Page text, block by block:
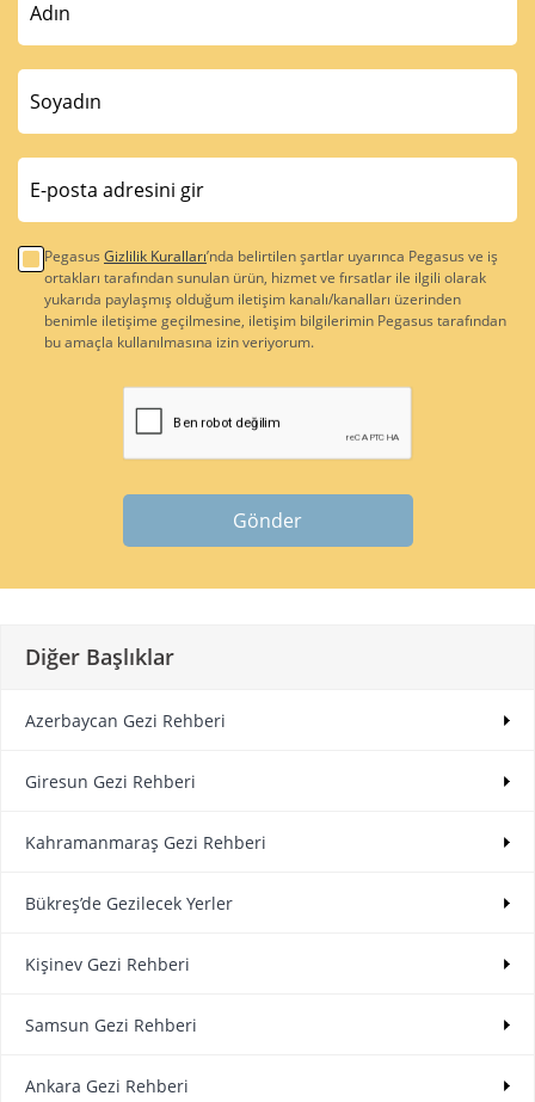
Pegasus Gizlilik Kuralları’nda belirtilen şartlar uyarınca Pegasus ve iş
ortakları tarafından sunulan ürün, hizmet ve fırsatlar ile ilgili olarak
yukarıda paylaşmış olduğum iletişim kanalı/kanalları üzerinden
benimle iletişime geçilmesine, iletişim bilgilerimin Pegasus tarafından
bu amaçla kullanılmasına izin veriyorum.
Gönder
Diğer Başlıklar
Azerbaycan Gezi Rehberi
Giresun Gezi Rehberi
Kahramanmaraş Gezi Rehberi
Bükreş’de Gezilecek Yerler
Kişinev Gezi Rehberi
Samsun Gezi Rehberi
Ankara Gezi Rehberi